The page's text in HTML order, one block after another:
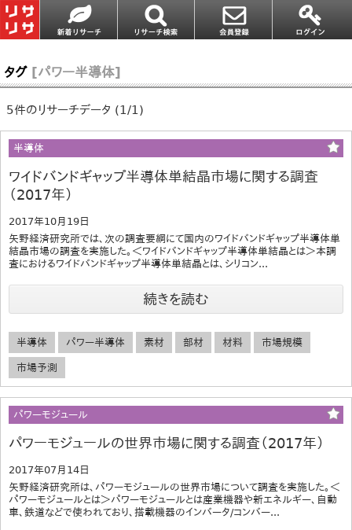
タグ [パワー半導体]
5件のリサーチデータ (1/1)
半導体
ワイドバンドギャップ半導体単結晶市場に関する調査
（2017年）
2017年10月19日
矢野経済研究所では、次の調査要綱にて国内のワイドバンドギャップ半導体単
結晶市場の調査を実施した。＜ワイドバンドギャップ半導体単結晶とは＞本調
査におけるワイドバンドギャップ半導体単結晶とは、シリコン...
続きを読む
半導体 パワー半導体 素材 部材 材料 市場規模
市場予測
パワーモジュール
パワーモジュールの世界市場に関する調査（2017年）
2017年07月14日
矢野経済研究所は、パワーモジュールの世界市場について調査を実施した。＜
パワーモジュールとは＞パワーモジュールとは産業機器や新エネルギー、自動
車、鉄道などで使われており、搭載機器のインバータ/コンバー...